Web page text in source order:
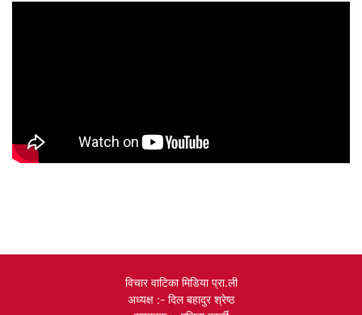
विचार वाटिका मिडिया प्रा.ली
अध्यक्ष :- दिल बहादुर श्रेष्ठ